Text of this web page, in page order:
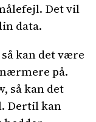
Det vil
data.
kan det være
på.
så kan det
Dertil kan